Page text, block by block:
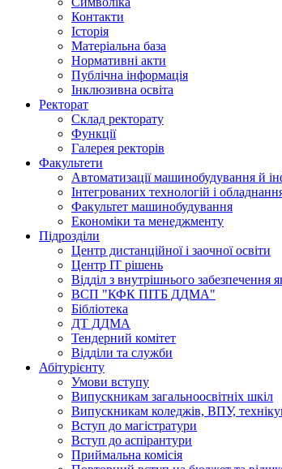
Контакти
Історія
Матеріальна база
Нормативні акти
Публічна інформація
Інклюзивна освіта
Ректорат
Склад ректорату
Функції
Галерея ректорів
Факультети
Автоматизації машинобудування й
Інтегрованих технологій і
Факультет машинобудування
Економіки та менеджменту
Підрозділи
Центр дистанційної і заочної освіти
Центр ІТ рішень
Відділ з внутрішнього забезпечення
ВСП "КФК ПІТБ ДДМА"
Бібліотека
ДТ ДДМА
Тендерний комітет
Відділи та служби
Абітурієнту
Умови вступу
Випускникам загальноосвітніх шкіл
Випускникам коледжів, ВПУ,
Вступ до магістратури
Вступ до аспірантури
Приймальна комісія